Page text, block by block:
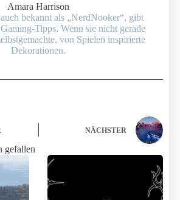
Amara Harrison
bekannt als „NerdNooker“, gibt
Tipps. Wenn sie nicht gerade
von Spielen inspirierte
Dekorationen.
NÄCHSTER
gefallen